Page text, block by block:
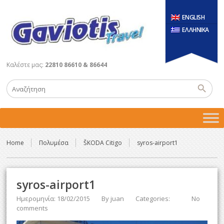
ENGLISH
ΕΛΛΗΝΙΚΑ
Καλέστε μας: 22810 86610 & 86644
Home Πολυμέσα ŠKODA Citigo syros-airport1
syros-airport1
Ημερομηνία: 18/02/2015 By juan Categories:
No
comments